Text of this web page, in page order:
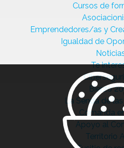
Cursos de
Emprendedores/as y
Igualdad de
Te
Bierzo
La Senda de
Comanda
Apoyo al
Territorio